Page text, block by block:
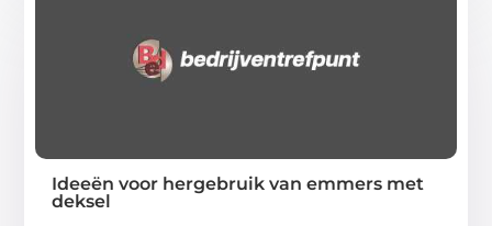
Ideeën voor hergebruik van emmers met
deksel